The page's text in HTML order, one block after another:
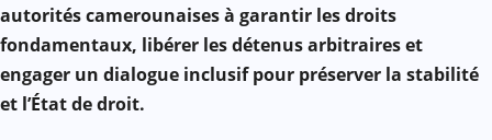
autorités camerounaises à garantir les droits
fondamentaux, libérer les détenus arbitraires et
engager un dialogue inclusif pour préserver la stabilité
et l’État de droit.